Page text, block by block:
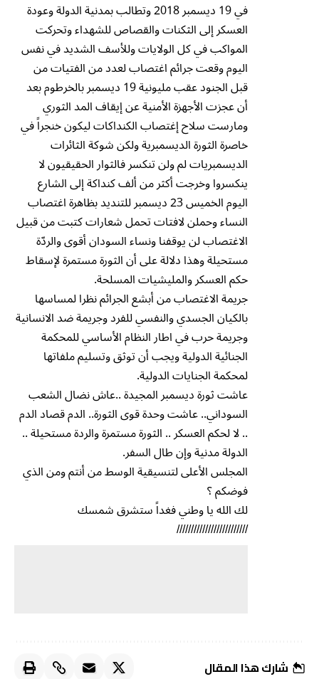
في 19 ديسمبر 2018 وتطالب بمدنية الدولة وعودة
العسكر إلى الثكنات والقصاص للشهداء وتحركت
المواكب في كل الولايات وللأسف الشديد في نفس
اليوم وقعت جرائم اغتصاب لعدد من الفتيات من
قبل الجنود عقب مليونية 19 ديسمبر بالخرطوم بعد
أن عجزت الأجهزة الأمنية عن إيقاف المد الثوري
ومارست سلاح إغتصاب الكنداكات ليكون خنجراً في
خاصرة الثورة الديسمبرية ولكن شوكة الثائرات
الديسمبريات لم ولن تنكسر فالثوار الحقيقيون لا
ينكسروا وخرجت أكثر من ألف كنداكة إلى الشارع
اليوم الخميس 23 ديسمبر للتنديد بظاهرة اغتصاب
النساء وحملن لافتات تحمل شعارات كتبت من قبيل
الاغتصاب لن يوقفنا ونساء السودان أقوى والردّة
مستحيلة وهذا دلالة على أن الثورة مستمرة لإسقاط
حكم العسكر والمليشيات المسلحة.
جريمة الاغتصاب من أبشع الجرائم نظرا لمساسها
بالكيان الجسدي والنفسي للفرد وجريمة ضد الانسانية
وجريمة حرب في اطار النظام الأساسي للمحكمة
الجنائية الدولية ويجب أن توثق وتسليم ملفاتها
لمحكمة الجنايات الدولية.
عاشت ثورة ديسمبر المجيدة ..عاش نضال الشعب
السوداني.. عاشت وحدة قوى الثورة.. الدم قصاد الدم
.. لا لحكم العسكر .. الثورة مستمرة والردة مستحيلة ..
الدولة مدنية وإن طال السفر.
المجلس الأعلى لتنسيقية الوسط من أنتم ومن الذي
فوضكم ؟
لك الله يا وطني فغداً ستشرق شمسك
/////////////////////////
شارك هذا المقال